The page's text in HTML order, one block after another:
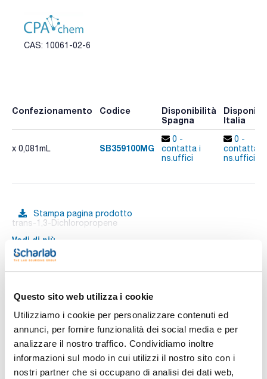
Questo sito web utilizza i cookie
Utilizziamo i cookie per personalizzare contenuti ed
annunci, per fornire funzionalità dei social media e per
analizzare il nostro traffico. Condividiamo inoltre
informazioni sul modo in cui utilizzi il nostro sito con i
nostri partner che si occupano di analisi dei dati web,
CAS: 10061-02-6
Confezionamento Codice
Disponibilità
Spagna
Italia
x 0,081mL SB359100MG
0 -
contatta i
ns.uffici
0 -
contatta i
ns.uffici
Stampa pagina prodotto
trans-1,3-Dichloropropene
Vedi di più
Documentazione tecnica
TDS / Scheda tecnica
Registrati per i download
Registrati per i download
Sicurezza